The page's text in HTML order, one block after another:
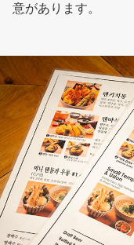
意があります。